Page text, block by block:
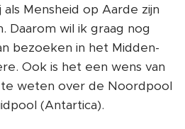
Mensheid op Aarde zijn
Daarom wil ik graag nog
bezoeken in het Midden-
Ook is het een wens van
weten over de Noordpool
(Antartica).